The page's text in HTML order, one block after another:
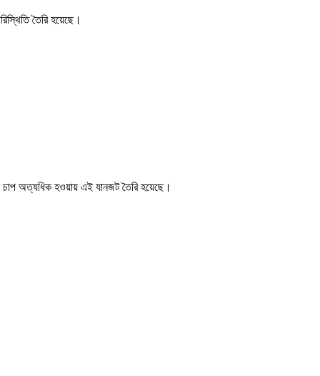
তৈরি হয়েছে।
অত্যধিক হওয়ায় এই যানজট তৈরি হয়েছে।